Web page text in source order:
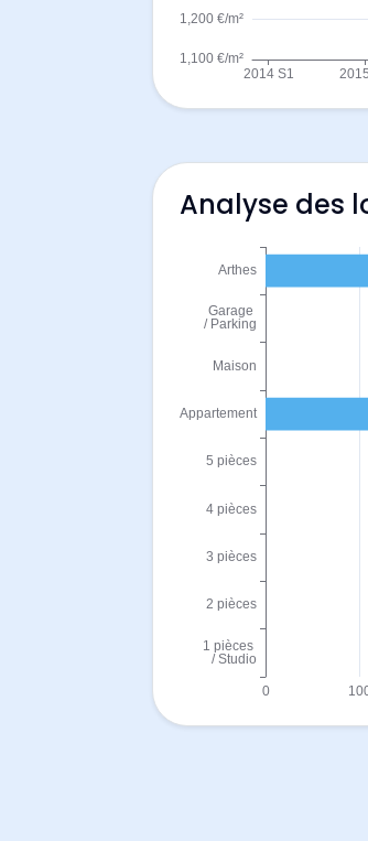
Analyse des